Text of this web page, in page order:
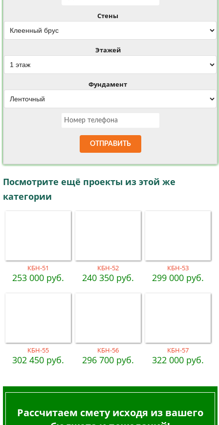
Стены
Этажей
Фундамент
ОТПРАВИТЬ
Посмотрите ещё проекты из этой же
категории
КБН-51
253 000 руб.
КБН-52
240 350 руб.
КБН-53
299 000 руб.
КБН-55
302 450 руб.
КБН-56
296 700 руб.
КБН-57
322 000 руб.
Рассчитаем смету исходя из вашего